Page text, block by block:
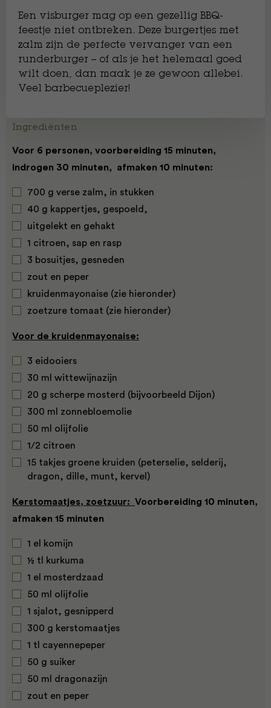
Een visburger mag op een gezellig BBQ-
feestje niet ontbreken. Deze burgertjes met
zalm zijn de perfecte vervanger van een
runderburger – of als je het helemaal goed
wilt doen, dan maak je ze gewoon allebei.
Veel barbecueplezier!
Ingrediënten
Voor ​6 personen, voorbereiding 15 minuten,
indrogen 30 minuten, afmaken 10 minuten:
700 g verse zalm, in stukken
40 g kappertjes, gespoeld,
uitgelekt en gehakt
1 citroen, sap en rasp
3 bosuitjes, gesneden
zout en peper
kruidenmayonaise (zie hieronder)
zoetzure tomaat (zie hieronder)
Voor de kruidenmayonaise:
3 eidooiers
30 ml wittewijnazijn
20 g scherpe mosterd (bijvoorbeeld Dijon)
300 ml zonnebloemolie
50 ml olijfolie
1/2 citroen
15 takjes groene kruiden (peterselie, selderij,
dragon, dille, munt, kervel)
Kerstomaatjes, zoetzuur: Voorbereiding 10 minuten,
afmaken 15 minuten
1 el komijn
½ tl kurkuma
1 el mosterdzaad
50 ml olijfolie
1 sjalot, gesnipperd
300 g kerstomaatjes
1 tl cayennepeper
50 g suiker
50 ml dragonazijn
zout en peper